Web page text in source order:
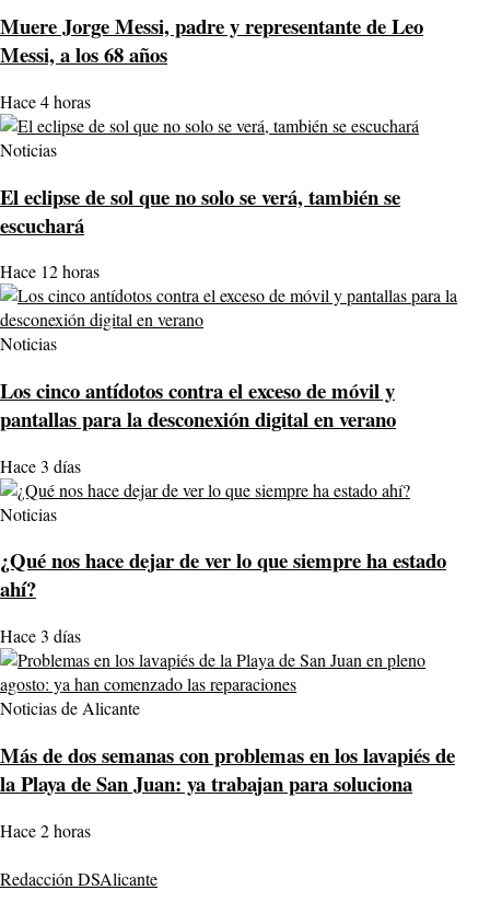
Muere Jorge Messi, padre y representante de Leo
Messi, a los 68 años
Hace 4 horas
Noticias
El eclipse de sol que no solo se verá, también se
escuchará
Hace 12 horas
Noticias
Los cinco antídotos contra el exceso de móvil y
pantallas para la desconexión digital en verano
Hace 3 días
Noticias
¿Qué nos hace dejar de ver lo que siempre ha estado
ahí?
Hace 3 días
Noticias de Alicante
Más de dos semanas con problemas en los lavapiés de
la Playa de San Juan: ya trabajan para soluciona
Hace 2 horas
Redacción DSAlicante